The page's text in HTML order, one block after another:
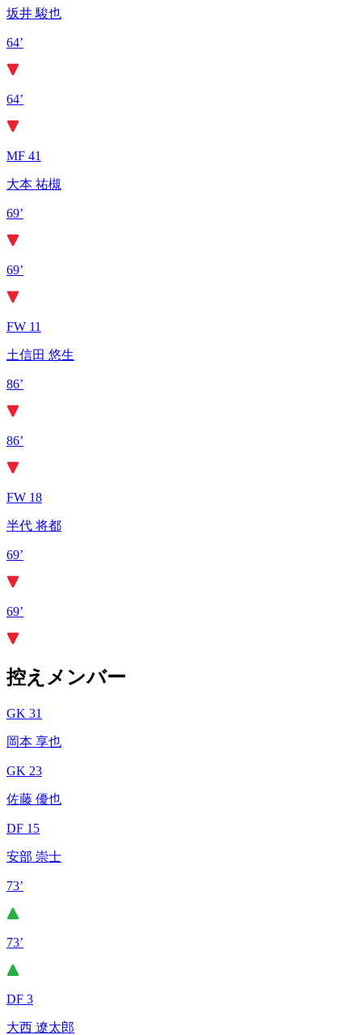
坂井 駿也
64’
64’
MF 41
大本 祐槻
69’
69’
FW 11
土信田 悠生
86’
86’
FW 18
半代 将都
69’
69’
控えメンバー
GK 31
岡本 享也
GK 23
佐藤 優也
DF 15
安部 崇士
73’
73’
DF 3
大西 遼太郎